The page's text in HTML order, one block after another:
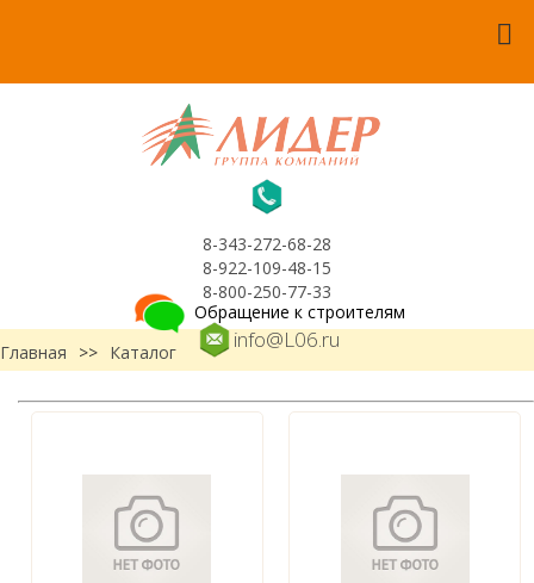
8-343-272-68-28
8-922-109-48-15
8-800-250-77-33
info@L06.ru
Обращение к строителям
Главная
>> Каталог